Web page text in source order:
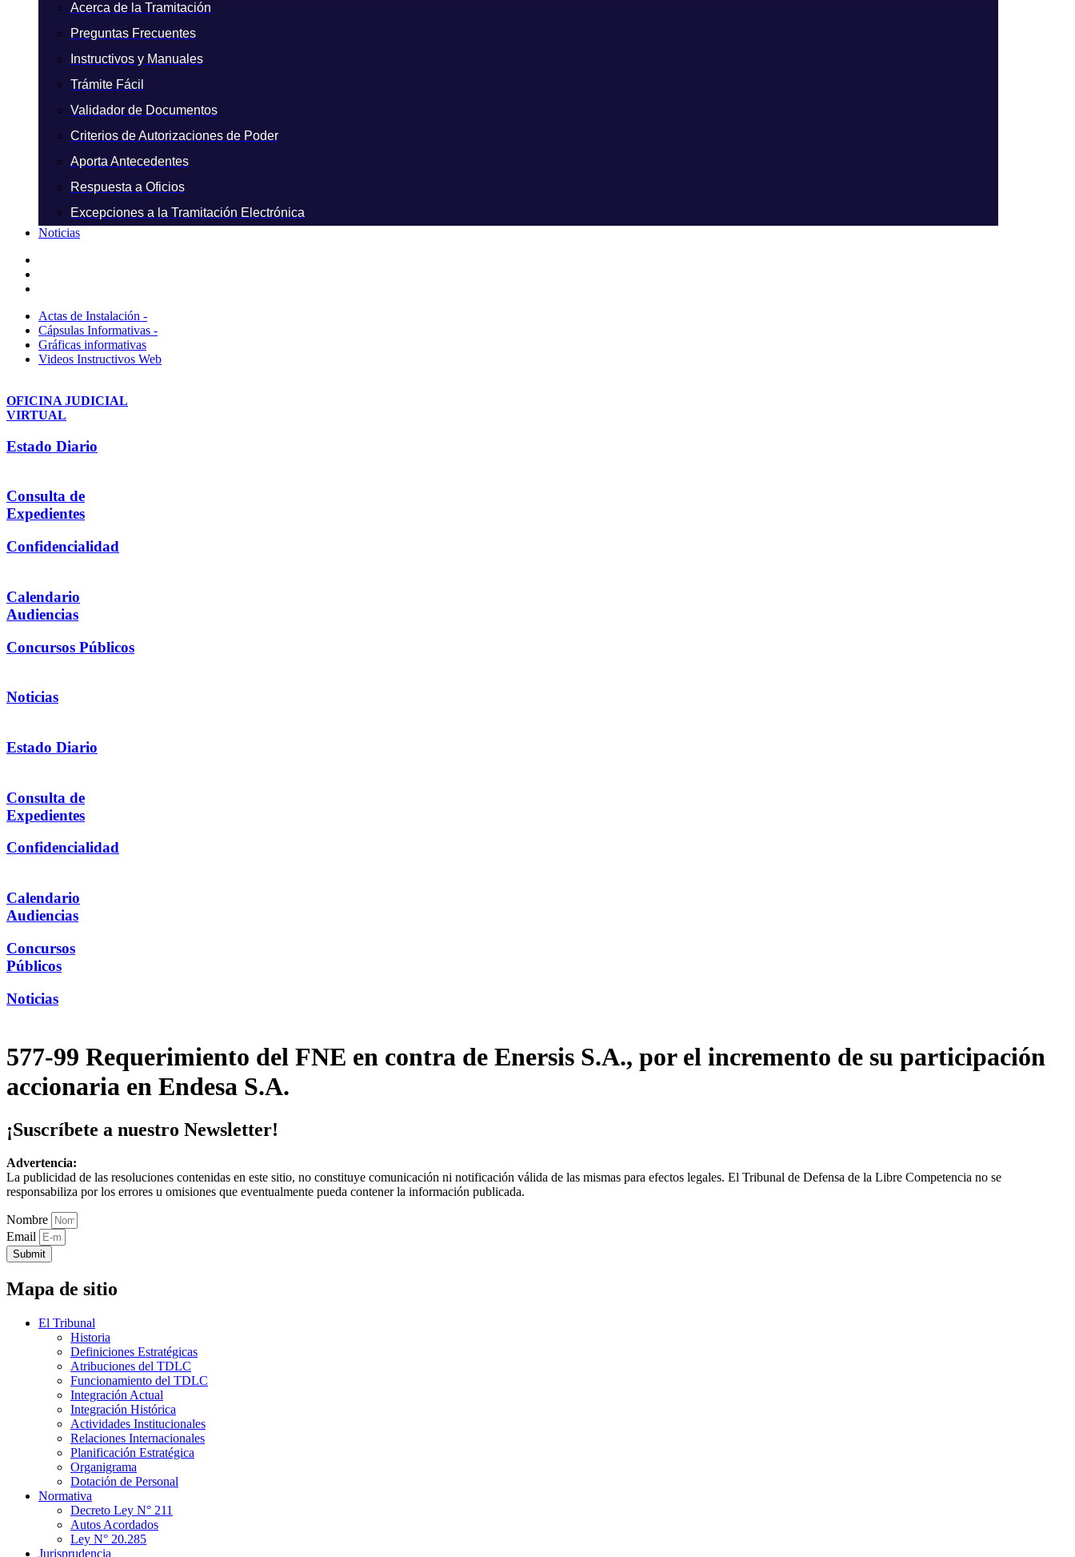
Acerca de la Tramitación
Preguntas Frecuentes
Instructivos y Manuales
Trámite Fácil
Validador de Documentos
Criterios de Autorizaciones de Poder
Aporta Antecedentes
Respuesta a Oficios
Excepciones a la Tramitación Electrónica
Noticias
Actas de Instalación -
Cápsulas Informativas -
Gráficas informativas
Videos Instructivos Web
OFICINA JUDICIAL
VIRTUAL
Estado Diario
Consulta de
Expedientes
Confidencialidad
Calendario
Audiencias
Concursos Públicos
Noticias
Estado Diario
Consulta de
Expedientes
Confidencialidad
Calendario
Audiencias
Concursos
Públicos
Noticias
577-99 Requerimiento del FNE en contra de Enersis S.A., por el incremento de su participación
accionaria en Endesa S.A.
¡Suscríbete a nuestro Newsletter!
Advertencia:
La publicidad de las resoluciones contenidas en este sitio, no constituye comunicación ni notificación válida de las mismas para efectos legales. El Tribunal de Defensa de la Libre Competencia no se
responsabiliza por los errores u omisiones que eventualmente pueda contener la información publicada.
Nombre
Email
Submit
Mapa de sitio
El Tribunal
Historia
Definiciones Estratégicas
Atribuciones del TDLC
Funcionamiento del TDLC
Integración Actual
Integración Histórica
Actividades Institucionales
Relaciones Internacionales
Planificación Estratégica
Organigrama
Dotación de Personal
Normativa
Decreto Ley N° 211
Autos Acordados
Ley N° 20.285
Jurisprudencia